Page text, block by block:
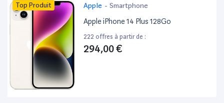
Top Produit Apple - Smartphone
Apple iPhone 14 Plus 128Go
222 offres à partir de :
294,00 €